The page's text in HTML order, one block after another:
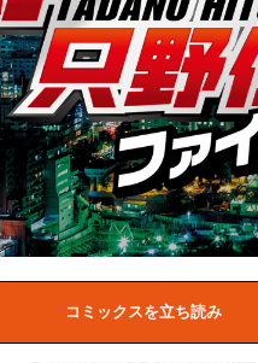
コミックスを立ち読み